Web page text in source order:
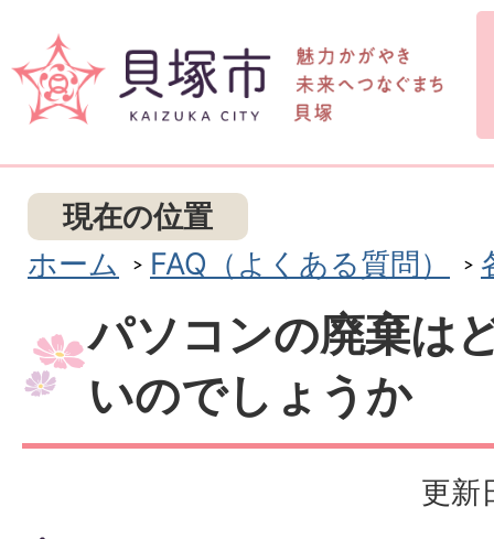
現在の位置
ホーム
FAQ（よくある質問）
パソコンの廃棄は
いのでしょうか
更新